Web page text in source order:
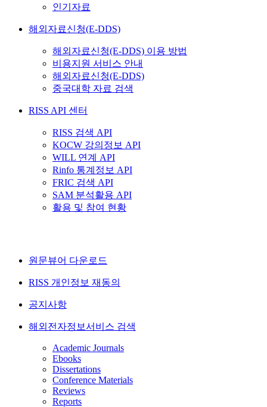
인기자료
해외자료신청(E-DDS)
해외자료신청(E-DDS) 이용 방법
비용지원 서비스 안내
해외자료신청(E-DDS)
중국대학 자료 검색
RISS API 센터
RISS 검색 API
KOCW 강의정보 API
WILL 연계 API
Rinfo 통계정보 API
FRIC 검색 API
SAM 분석활용 API
활용 및 참여 현황
원문뷰어 다운로드
RISS 개인정보 재동의
공지사항
해외전자정보서비스 검색
Academic Journals
Ebooks
Dissertations
Conference Materials
Reviews
Reports